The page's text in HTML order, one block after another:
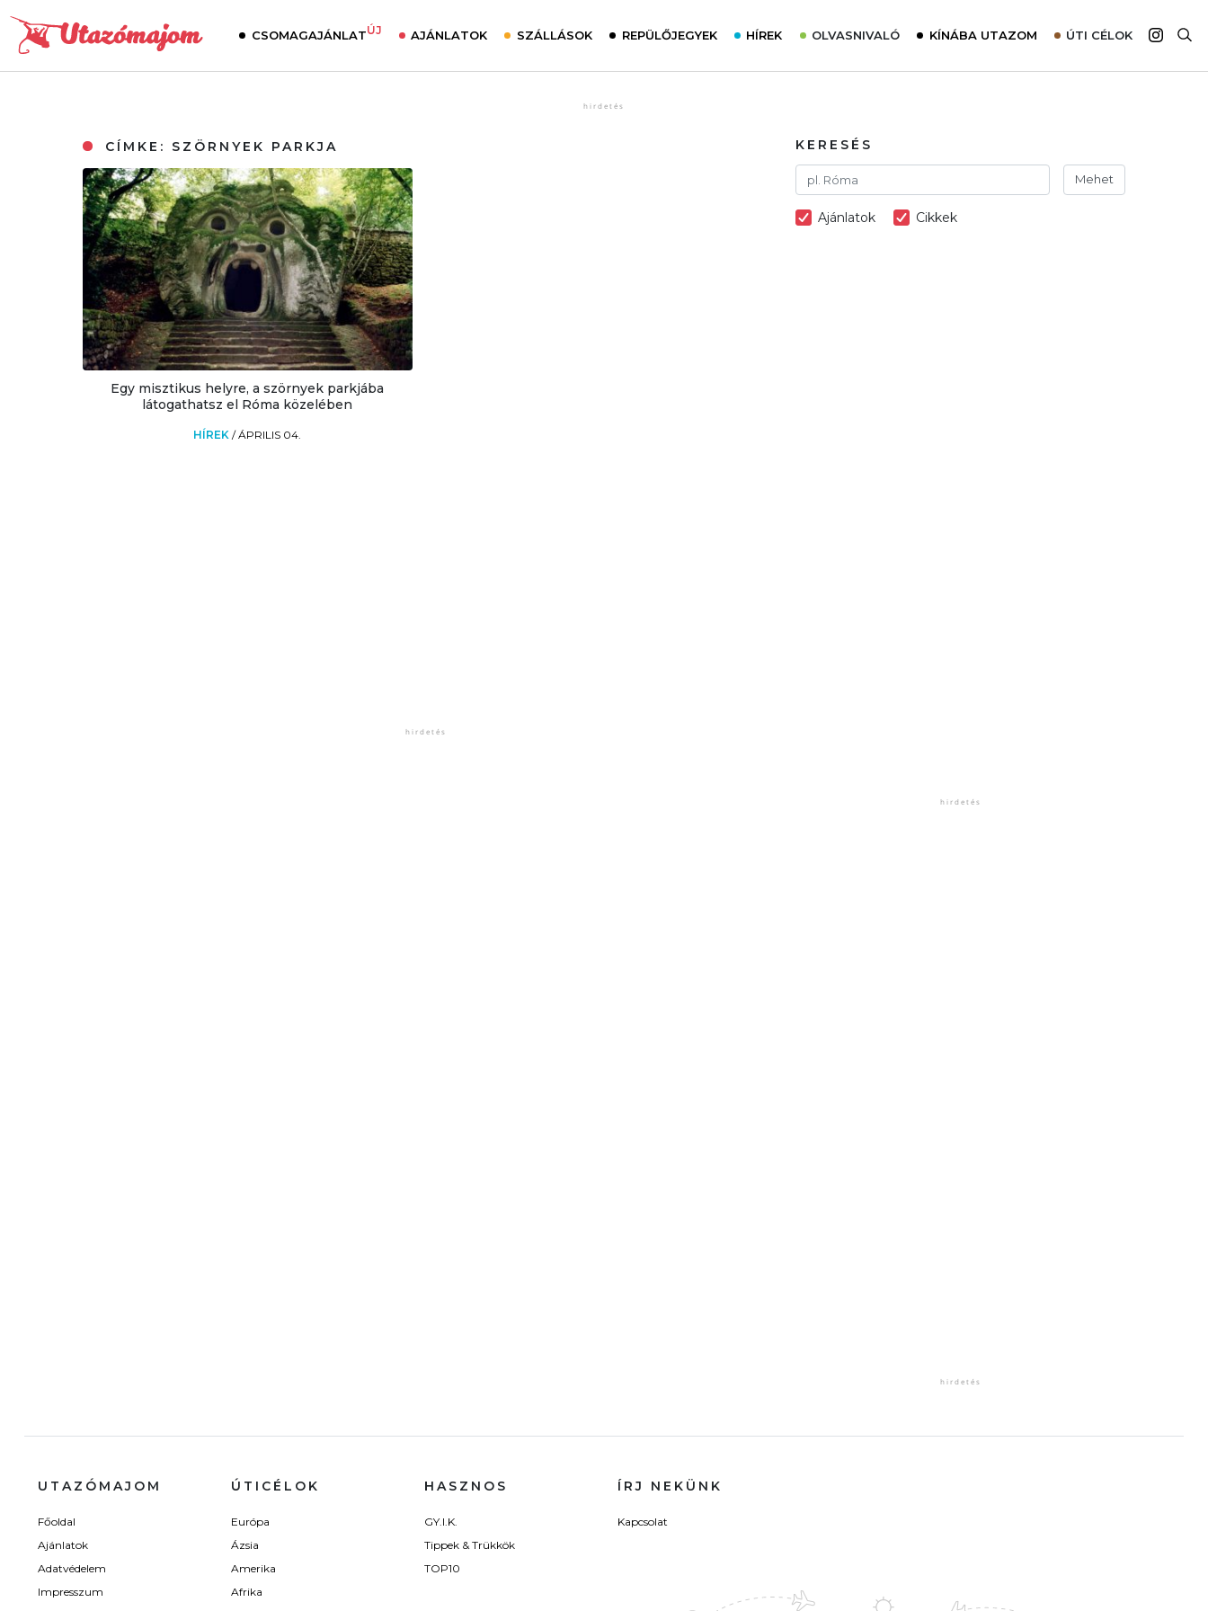
CSOMAGAJÁNLATÚJ AJÁNLATOK SZÁLLÁSOK REPÜLŐJEGYEK HÍREK OLVASNIVALÓ
Interjú
Élménybeszámolók
KÍNÁBA UTAZOM ÚTI CÉLOK
Ausztrália
CÍMKE: SZÖRNYEK PARKJA
Egy misztikus helyre, a szörnyek parkjába
látogathatsz el Róma közelében
HÍREK/ÁPRILIS 04.
KERESÉS
Mehet
Ajánlatok Cikkek
UTAZÓMAJOM
Főoldal
Ajánlatok
Adatvédelem
Impresszum
ÚTICÉLOK
Európa
Ázsia
Amerika
Afrika
HASZNOS
GY.I.K.
Tippek & Trükkök
TOP10
ÍRJ NEKÜNK
Kapcsolat